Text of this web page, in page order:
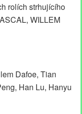
rolích strhujícího
WILLEM
Dafoe, Tian
Han Lu, Hanyu